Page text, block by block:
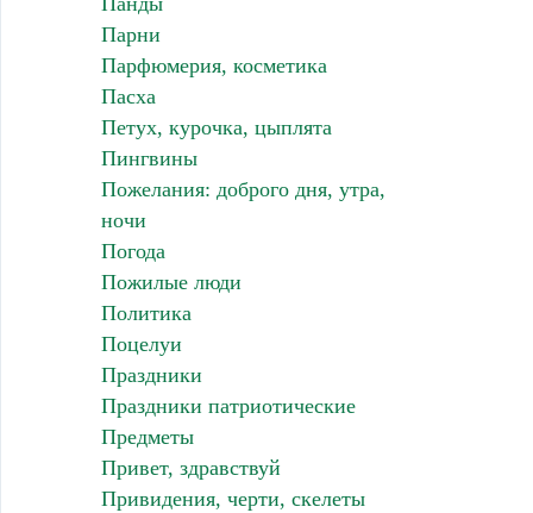
Парни
Парфюмерия, косметика
Пасха
Петух, курочка, цыплята
Пингвины
Пожелания: доброго дня, утра,
ночи
Погода
Пожилые люди
Политика
Поцелуи
Праздники
Праздники патриотические
Предметы
Привет, здравствуй
Привидения, черти, скелеты